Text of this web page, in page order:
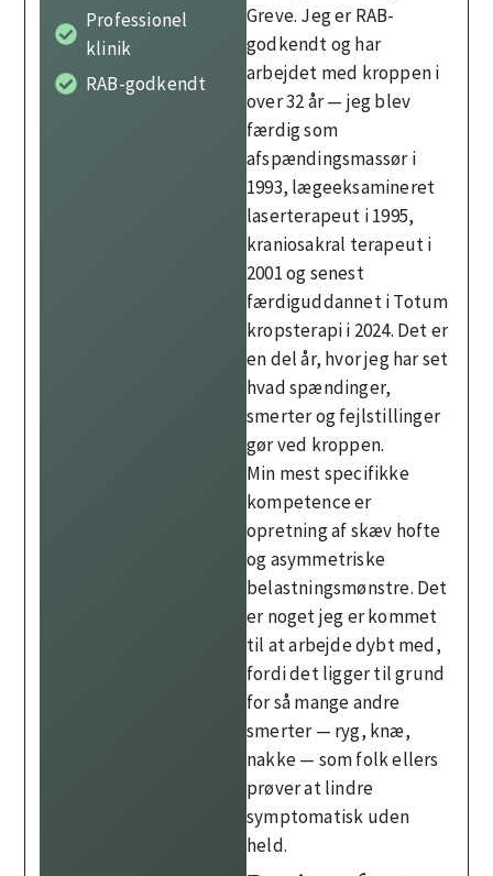
Professionel
klinik
RAB-godkendt
Greve. Jeg er RAB-
godkendt og har
arbejdet med kroppen i
over 32 år — jeg blev
færdig som
afspændingsmassør i
1993, lægeeksamineret
laserterapeut i 1995,
kraniosakral terapeut i
2001 og senest
færdiguddannet i Totum
kropsterapi i 2024. Det er
en del år, hvor jeg har set
hvad spændinger,
smerter og fejlstillinger
gør ved kroppen.
Min mest specifikke
kompetence er
opretning af skæv hofte
og asymmetriske
belastningsmønstre. Det
er noget jeg er kommet
til at arbejde dybt med,
fordi det ligger til grund
for så mange andre
smerter — ryg, knæ,
nakke — som folk ellers
prøver at lindre
symptomatisk uden
held.